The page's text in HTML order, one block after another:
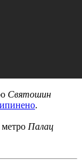
Святошин
.
метро Палац